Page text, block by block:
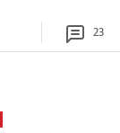
23